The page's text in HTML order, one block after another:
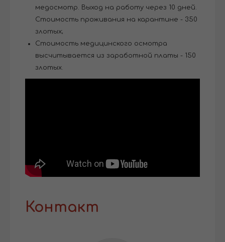
медосмотр. Выход на работу через 10 дней.
Стоимость проживания на карантине - 350
злотых;
Стоимость медицинского осмотра
высчитывается из заработной платы - 150
злотых.
Контакт